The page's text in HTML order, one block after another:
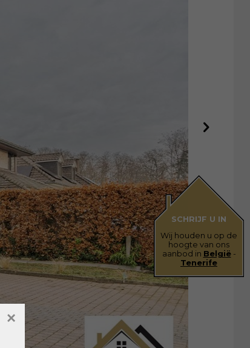
SCHRIJF U IN
Wij houden u op de
hoogte van ons
aanbod in België-
Tenerife
×